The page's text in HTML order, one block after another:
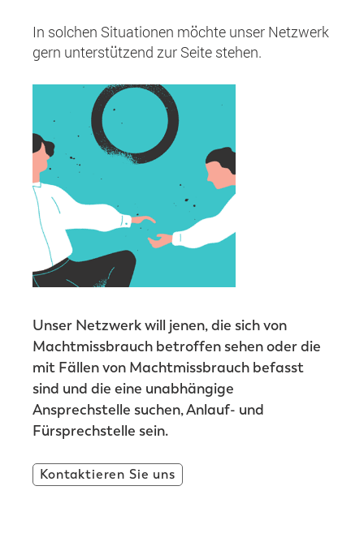
In solchen Situationen möchte unser Netzwerk
gern unterstützend zur Seite stehen.
Unser Netzwerk will jenen, die sich von
Machtmissbrauch betroffen sehen oder die
mit Fällen von Machtmissbrauch befasst
sind und die eine unabhängige
Ansprechstelle suchen, Anlauf- und
Fürsprechstelle sein.
Kontaktieren Sie uns